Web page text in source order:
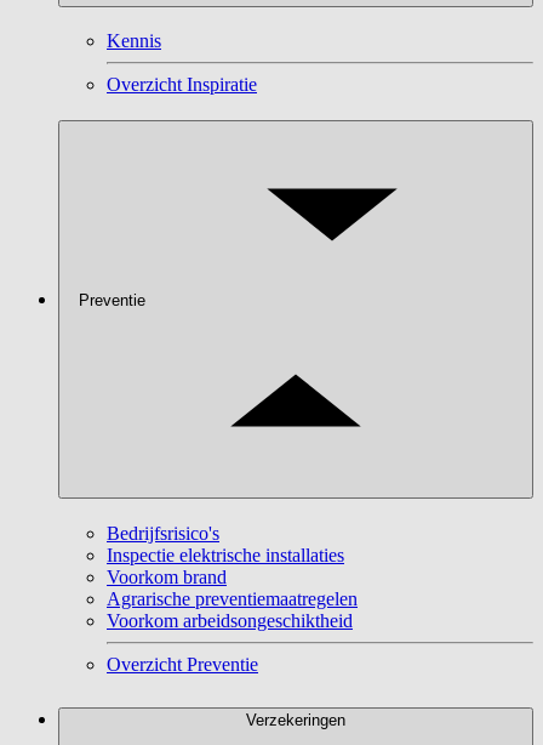
Kennis
Overzicht Inspiratie
Preventie
Bedrijfsrisico's
Inspectie elektrische installaties
Voorkom brand
Agrarische preventiemaatregelen
Voorkom arbeidsongeschiktheid
Overzicht Preventie
Verzekeringen